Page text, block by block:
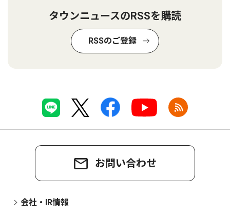
タウンニュースのRSSを購読
RSSのご登録
お問い合わせ
会社・IR情報